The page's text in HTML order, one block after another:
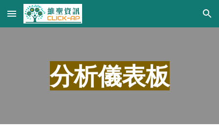
Skip to main content Skip to navigation
分析儀表板